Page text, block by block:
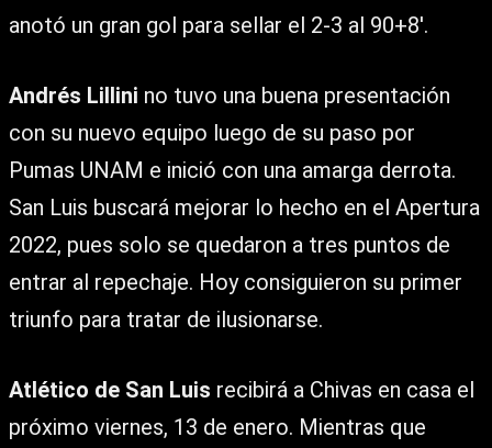
anotó un gran gol para sellar el 2-3 al 90+8′.
Andrés Lillini no tuvo una buena presentación
con su nuevo equipo luego de su paso por
Pumas UNAM e inició con una amarga derrota.
San Luis buscará mejorar lo hecho en el Apertura
2022, pues solo se quedaron a tres puntos de
entrar al repechaje. Hoy consiguieron su primer
triunfo para tratar de ilusionarse.
Atlético de San Luis recibirá a Chivas en casa el
próximo viernes, 13 de enero. Mientras que